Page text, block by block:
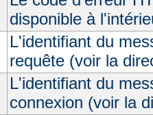
disponible à
L'identifiant du
requête (voir la
L'identifiant du
connexion (voir la